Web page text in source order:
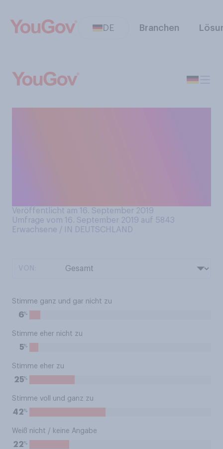
DE Branchen
Veröffentlicht am 16. September 2019
Umfrage vom 16. September 2019 auf 5843
Erwachsene / IN DEUTSCHLAND
Stimme ganz und gar nicht zu
6%
Stimme eher nicht zu
5%
Stimme eher zu
25%
Stimme voll und ganz zu
42%
Weiß nicht / keine Angabe
22%